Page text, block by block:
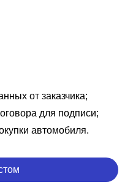
от заказчика;
для подписи;
автомобиля.